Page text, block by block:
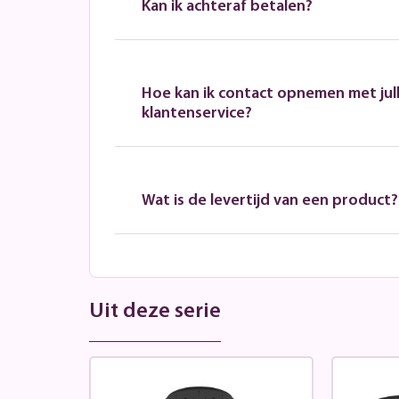
Kan ik achteraf betalen?
Hoe kan ik contact opnemen met
klantenservice?
Wat is de levertijd van een product?
Uit deze serie